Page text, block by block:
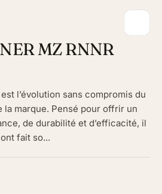
MZ RNNR
l’évolution sans compromis du
marque. Pensé pour offrir un
de durabilité et d’efficacité, il
fait so...